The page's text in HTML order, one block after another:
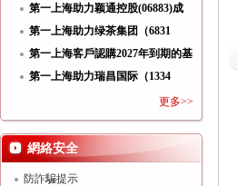
第一上海助力颖通控股(06883)成
功
第一上海助力绿茶集团（6831
HK）
第一上海客戶認購2027年到期的基
第一上海助力瑞昌国际（1334
更多>>
網絡安全
防詐騙提示